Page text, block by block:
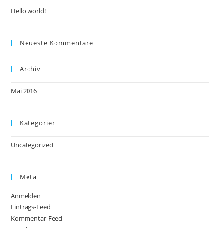
Hello world!
Neueste Kommentare
Archiv
Mai 2016
Kategorien
Uncategorized
Meta
Anmelden
Eintrags-Feed
Kommentar-Feed